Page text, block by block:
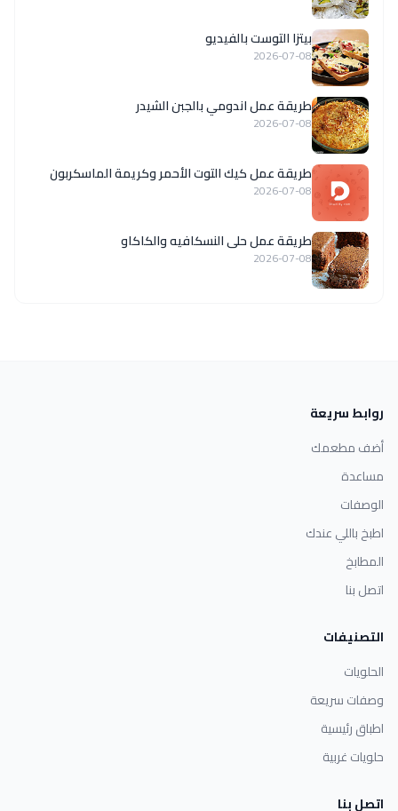
بيتزا التوست بالفيديو
2026-07-08
طريقة عمل اندومي بالجبن الشيدر
2026-07-08
طريقة عمل كيك التوت الأحمر وكريمة الماسكربون
2026-07-08
طريقة عمل حلى النسكافيه والكاكاو
2026-07-08
روابط سريعة
أضف مطعمك
مساعدة
الوصفات
اطبخ باللي عندك
المطابخ
اتصل بنا
التصنيفات
الحلويات
وصفات سريعة
اطباق رئيسية
حلويات غربية
اتصل بنا